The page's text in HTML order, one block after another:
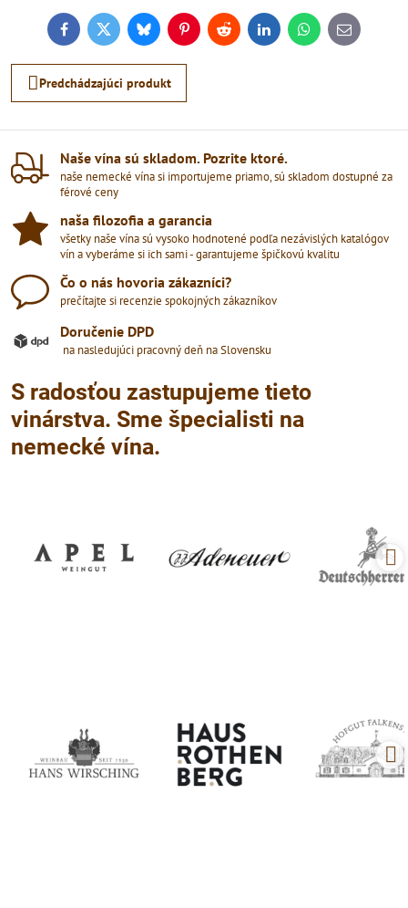
FacebookTwitterBlueskyPinterestReddit LinkedInWhatsApp
E-
mail
Predchádzajúci produkt
Naše vína sú skladom​. Pozrite ktoré​.
naše nemecké vína si importujeme priamo, sú skladom dostupné za
férové ceny
naša filozofia a garancia
všetky naše vína sú vysoko hodnotené podľa nezávislých katalógov
vín a vyberáme si ich sami - garantujeme špičkovú kvalitu
Čo o nás hovoria zákazníci?
prečítajte si recenzie spokojných zákazníkov
Doručenie DPD
na nasledujúci pracovný deň na Slovensku
S radosťou zastupujeme tieto
vinárstva. Sme špecialisti na
nemecké vína.